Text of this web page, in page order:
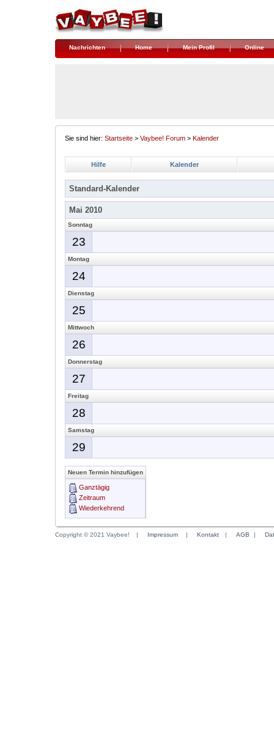
Nachrichten Home Mein Profil Online
Sie sind hier: Startseite > Vaybee! Forum > Kalender
Hilfe Kalender
Standard-Kalender
Mai 2010
Sonntag
23
Montag
24
Dienstag
25
Mittwoch
26
Donnerstag
27
Freitag
28
Samstag
29
Neuen Termin hinzufügen
Ganztägig
Zeitraum
Wiederkehrend
Copyright © 2021 Vaybee! | Impressum | Kontakt | AGB |